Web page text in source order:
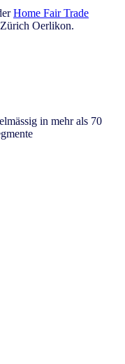
Home Fair Trade
Oerlikon.
in mehr als 70